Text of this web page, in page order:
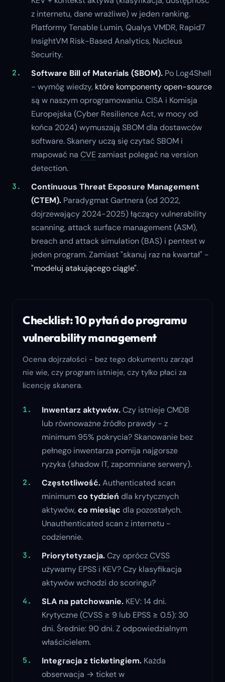
z internetu, dane wrażliwe) w jeden ranking.
Platformy Tenable Lumin, Qualys VMDR, Rapid7
InsightVM Risk-Based Analytics, Nucleus
Security.
Software Bill of Materials (SBOM). Po Log4Shell
- wymóg wiedzy, które komponenty open-source
są w naszym oprogramowaniu. CISA i Komisja
Europejska (Cyber Resilience Act, w mocy od
końca 2024) wymuszają SBOM dla dostawców
software. Skanery uczą się czytać SBOM i
mapować na CVE zamiast polegać na version
detection.
Continuous Threat Exposure Management
(CTEM). Paradygmat Gartnera (od 2022,
dojrzewający 2024-2025) łączący vulnerability
scanning, attack surface management (ASM),
breach and attack simulation (BAS) i pentest w
jeden program. Zamiast "skanuj raz na kwartał" -
"modeluj atakującego ciągle".
Checklist: 10 pytań do programu
vulnerability management
Ocena dojrzałości - bez tego dokumentu zarząd
nie wie, czy program istnieje, czy tylko płaci za
licencję skanera.
Inwentarz aktywów.Czy istnieje CMDB
lub równoważne źródło prawdy - z
minimum 95% pokrycia? Skanowanie bez
pełnego inwentarza pomija najgorsze
ryzyka (shadow IT, zapomniane serwery).
Częstotliwość.Authenticated scan
minimumco tydzień dla krytycznych
aktywów,co miesiąc dla pozostałych.
Unauthenticated scan z internetu -
codziennie.
Priorytetyzacja.Czy opróczCVSS
używamy EPSS i KEV? Czy klasyfikacja
aktywów wchodzi do scoringu?
SLA na patchowanie. KEV: 14 dni.
Krytyczne (CVSS ≥ 9 lub EPSS ≥ 0.5): 30
dni. Średnie: 90 dni. Z odpowiedzialnym
właścicielem.
Integracja z ticketingiem. Każda
obserwacja → ticket w